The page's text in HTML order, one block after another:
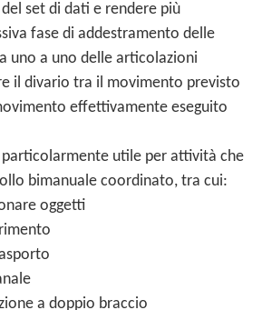
set di dati e rendere più
fase di addestramento delle
uno a uno delle articolazioni
il divario tra il movimento previsto
effettivamente eseguito
particolarmente utile per attività che
bimanuale coordinato, tra cui:
oggetti
a doppio braccio